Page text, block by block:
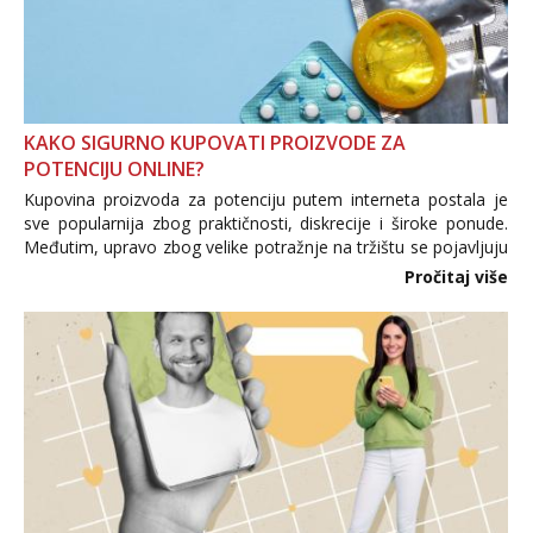
KAKO SIGURNO KUPOVATI PROIZVODE ZA
POTENCIJU ONLINE?
Kupovina proizvoda za potenciju putem interneta postala je
sve popularnija zbog praktičnosti, diskrecije i široke ponude.
Međutim, upravo zbog velike potražnje na tržištu se pojavljuju
i brojni krivotvoreni proizvodi, nepouzdane internetske
Pročitaj više